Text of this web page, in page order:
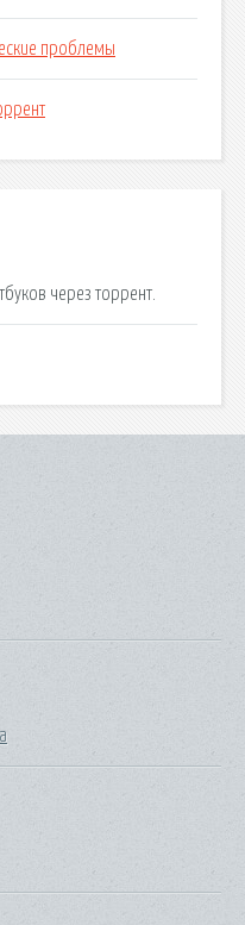
проблемы
через торрент.